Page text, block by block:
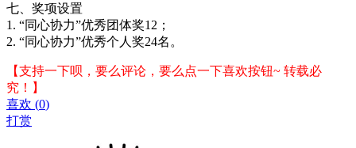
七、奖项设置
1. “同心协力”优秀团体奖12；
2. “同心协力”优秀个人奖24名。
【支持一下呗，要么评论，要么点一下喜欢按钮~ 转载必
究！】
喜欢 (0)
打赏